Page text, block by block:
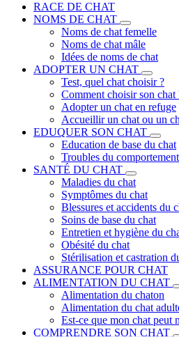
RACE DE CHAT
NOMS DE CHAT
Noms de chat femelle
Noms de chat mâle
Idées de noms de chat
ADOPTER UN CHAT
Test, quel chat choisir ?
Comment choisir son chat
Adopter un chat en refuge
Accueillir un chat ou un
EDUQUER SON CHAT
Education de base du chat
Troubles du
SANTÉ DU CHAT
Maladies du chat
Symptômes du chat
Blessures et accidents du
Soins de base du chat
Entretien et hygiène du
Obésité du chat
Stérilisation et castration
ASSURANCE POUR CHAT
ALIMENTATION DU CHAT
Alimentation du chaton
Alimentation du chat
Est-ce que mon chat peut
COMPRENDRE SON CHAT